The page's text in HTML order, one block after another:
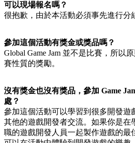
可以現場報名嗎？
很抱歉，由於本活動必須事先進行分
參加這個活動有獎金或獎品嗎？
Global Game Jam 並不是比賽，所以
賽性質的獎勵。
沒有獎金也沒有獎品，參加 Game
處？
參加這個活動可以學習到很多開發遊
其他的遊戲開發者交流。如果你是在
職的遊戲開發人員一起製作遊戲的最